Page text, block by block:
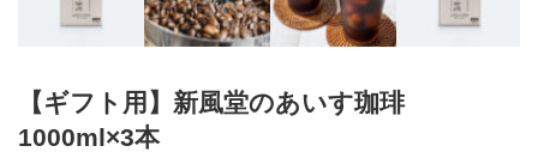
【ギフト用】新風堂のあいす珈琲
1000ml×3本